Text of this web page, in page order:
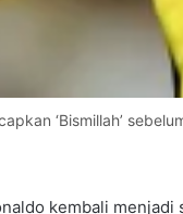
‘Bismillah’
kembali menjadi